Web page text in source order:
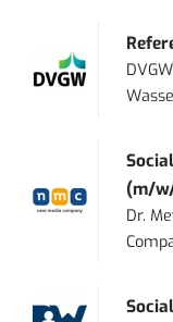
(m/
Dr.